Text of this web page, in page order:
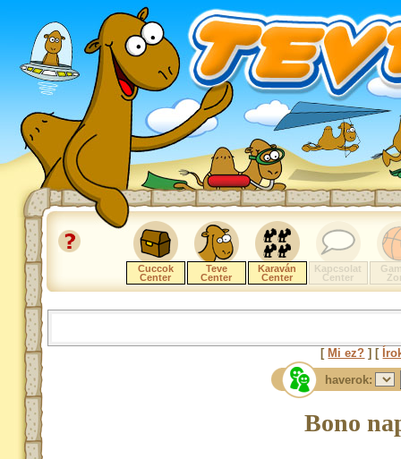
Cuccok
Center
Teve
Center
Karaván
Center
Kapcsolat
Center
[ Mi ez? ] [
haverok:
Bono